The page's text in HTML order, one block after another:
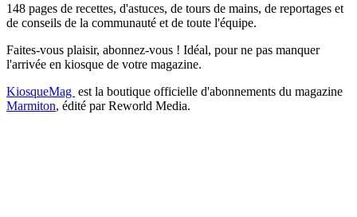
148 pages de recettes, d'astuces, de tours de mains, de reportages et
de conseils de la communauté et de toute l'équipe.
Faites-vous plaisir, abonnez-vous ! Idéal, pour ne pas manquer
l'arrivée en kiosque de votre magazine.
KiosqueMag est la boutique officielle d'abonnements du magazine
Marmiton, édité par Reworld Media.